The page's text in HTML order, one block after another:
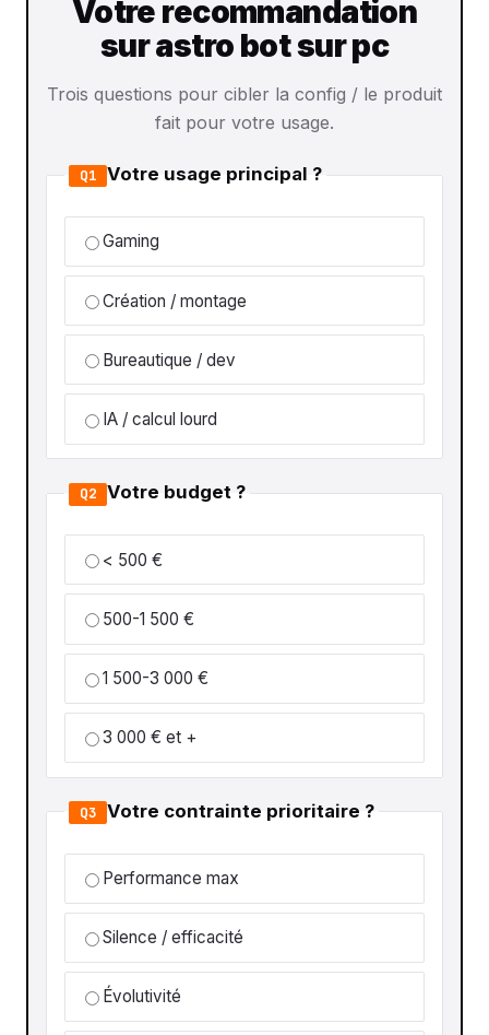
Votre recommandation
sur astro bot sur pc
Trois questions pour cibler la config / le produit
fait pour votre usage.
Q1 Votre usage principal ?
Gaming
Création / montage
Bureautique / dev
IA / calcul lourd
Q2 Votre budget ?
< 500 €
500-1 500 €
1 500-3 000 €
3 000 € et +
Q3 Votre contrainte prioritaire ?
Performance max
Silence / efficacité
Évolutivité